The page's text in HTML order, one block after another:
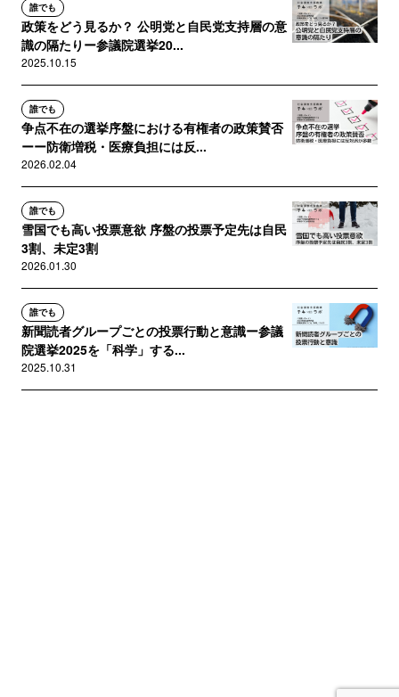
誰でも
政策をどう見るか？ 公明党と自民党支持層の意
識の隔たりー参議院選挙20...
2025.10.15
誰でも
争点不在の選挙序盤における有権者の政策賛否
ーー防衛増税・医療負担には反...
2026.02.04
誰でも
雪国でも高い投票意欲 序盤の投票予定先は自民
3割、未定3割
2026.01.30
誰でも
新聞読者グループごとの投票行動と意識ー参議
院選挙2025を「科学」する...
2025.10.31